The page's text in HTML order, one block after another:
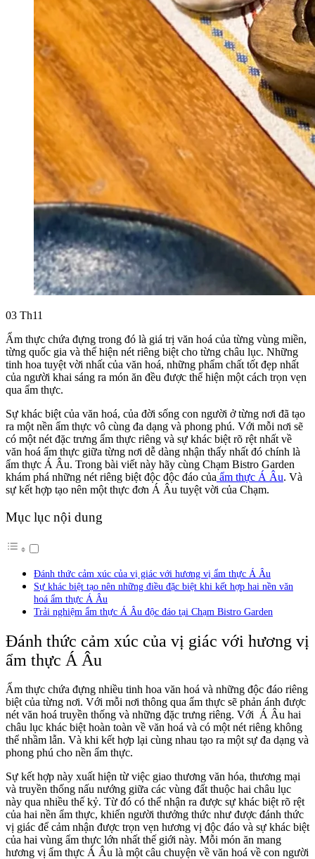
03 Th11
Ẩm thực chứa đựng trong đó là giá trị văn hoá của từng vùng miền,
từng quốc gia và thể hiện nét riêng biệt cho từng châu lục. Những
tinh hoa tuyệt vời nhất của văn hoá, những phẩm chất tốt đẹp nhất
của người khai sáng ra món ăn đều được thể hiện một cách trọn vẹn
qua ẩm thực.
Sự khác biệt của văn hoá, của đời sống con người ở từng nơi đã tạo
ra một nền ẩm thực vô cùng đa dạng và phong phú. Với mỗi nơi sẽ
có một nét đặc trưng ẩm thực riêng và sự khác biệt rõ rệt nhất về
văn hoá ẩm thực giữa từng nơi dễ dàng nhận thấy nhất đó chính là
ẩm thực Á Âu. Trong bài viết này hãy cùng Chạm Bistro Garden
khám phá những nét riêng biệt độc độc đáo của ẩm thực Á Âu. Và
sự kết hợp tạo nên một thực đơn Á Âu tuyệt vời của Chạm.
Mục lục nội dung
Đánh thức cảm xúc của vị giác với hương vị ẩm thực Á Âu
Sự khác biệt tạo nên những điều đặc biệt khi kết hợp hai nền văn
hoá ẩm thực Á Âu
Trải nghiệm ẩm thực Á Âu độc đáo tại Chạm Bistro Garden
Đánh thức cảm xúc của vị giác với hương vị
ẩm thực Á Âu
Ẩm thực chứa đựng nhiều tinh hoa văn hoá và những độc đáo riêng
biệt của từng nơi. Với mỗi nơi thông qua ẩm thực sẽ phản ánh được
nét văn hoá truyền thống và những đặc trưng riêng. Với Á Âu hai
châu lục khác biệt hoàn toàn về văn hoá và có một nét riêng không
thể nhầm lẫn. Và khi kết hợp lại cùng nhau tạo ra một sự đa dạng và
phong phú cho nền ẩm thực.
Sự kết hợp này xuất hiện từ việc giao thương văn hóa, thương mại
và truyền thống nấu nướng giữa các vùng đất thuộc hai châu lục
này qua nhiều thế kỷ. Từ đó có thể nhận ra được sự khác biệt rõ rệt
của hai nền ẩm thực, khiến người thưởng thức như được đánh thức
vị giác để cảm nhận được trọn vẹn hương vị độc đáo và sự khác biệt
của hai vùng ẩm thực lớn nhất thế giới này. Mỗi món ăn mang
hương vị ẩm thực Á Âu là một câu chuyện về văn hoá về con người